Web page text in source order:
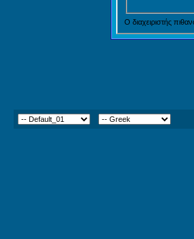
Ο διαχειριστής